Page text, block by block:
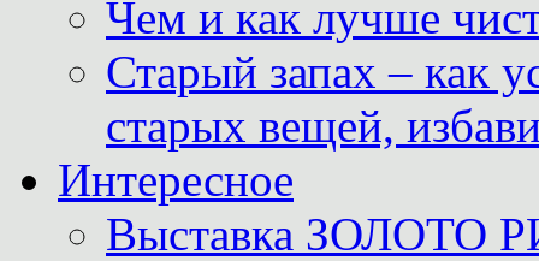
Чем и как лучше
Старый запах – как
старых вещей,
Интересное
Выставка ЗОЛОТО